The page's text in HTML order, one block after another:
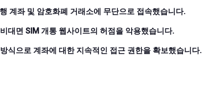
계좌 및 암호화폐 거래소에 무단으로 접속했습니다.
대면 SIM 개통 웹사이트의 허점을 악용했습니다.
식으로 계좌에 대한 지속적인 접근 권한을 확보했습니다.